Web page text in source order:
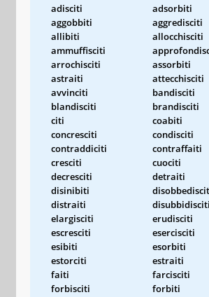
adisciti
adsorbiti
aggobbiti
aggredisciti
allibiti
allocchisciti
ammuffisciti
arrochisciti
assorbiti
astraiti
attecchisciti
avvinciti
bandisciti
blandisciti
brandisciti
citi
coabiti
concresciti
condisciti
contraddiciti
contraffaiti
cresciti
cuociti
decresciti
detraiti
disinibiti
distraiti
disubbidisciti
elargisciti
erudisciti
escresciti
esercisciti
esibiti
esorbiti
estorciti
estraiti
faiti
farcisciti
forbisciti
forbiti